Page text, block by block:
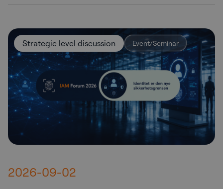
Strategic level discussion Event/Seminar
2026-09-02